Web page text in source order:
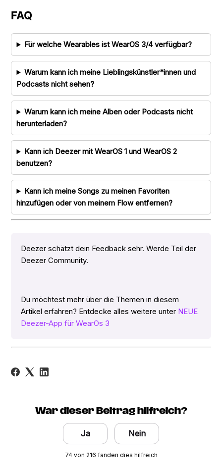
FAQ
Für welche Wearables ist WearOS 3/4 verfügbar?
Warum kann ich meine Lieblingskünstler*innen und
Podcasts nicht sehen?
Warum kann ich meine Alben oder Podcasts nicht
herunterladen?
Kann ich Deezer mit WearOS 1 und WearOS 2
benutzen?
Kann ich meine Songs zu meinen Favoriten
hinzufügen oder von meinem Flow entfernen?
Deezer schätzt dein Feedback sehr. Werde Teil der
Deezer Community.
Du möchtest mehr über die Themen in diesem
Artikel erfahren? Entdecke alles weitere unter NEUE
Deezer-App für WearOs 3
War dieser Beitrag hilfreich?
Ja Nein
74 von 216 fanden dies hilfreich